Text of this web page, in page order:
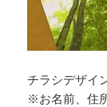
チラシデザイ
※お名前、住